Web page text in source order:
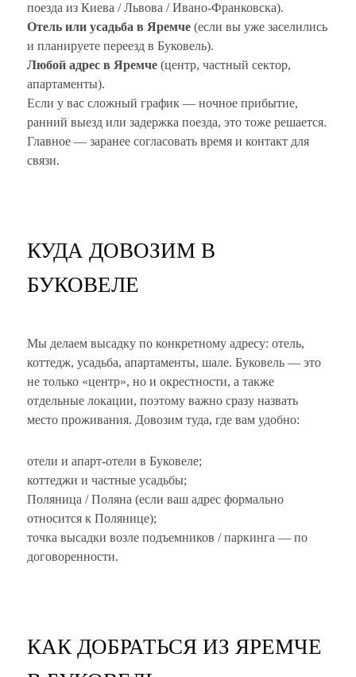
поезда из Киева / Львова / Ивано-Франковска).
Отель или усадьба в Яремче (если вы уже заселились
и планируете переезд в Буковель).
Любой адрес в Яремче (центр, частный сектор,
апартаменты).
Если у вас сложный график — ночное прибытие,
ранний выезд или задержка поезда, это тоже решается.
Главное — заранее согласовать время и контакт для
связи.
КУДА ДОВОЗИМ В
БУКОВЕЛЕ
Мы делаем высадку по конкретному адресу: отель,
коттедж, усадьба, апартаменты, шале. Буковель — это
не только «центр», но и окрестности, а также
отдельные локации, поэтому важно сразу назвать
место проживания. Довозим туда, где вам удобно:
отели и апарт-отели в Буковеле;
коттеджи и частные усадьбы;
Поляница / Поляна (если ваш адрес формально
относится к Полянице);
точка высадки возле подъемников / паркинга — по
договоренности.
КАК ДОБРАТЬСЯ ИЗ ЯРЕМЧЕ